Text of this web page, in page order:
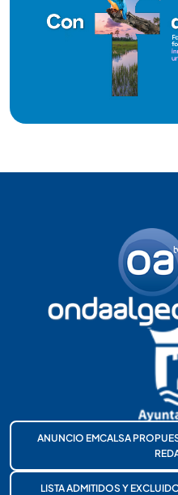
ANUNCIO EMCALSA
LISTA ADMITIDOS Y